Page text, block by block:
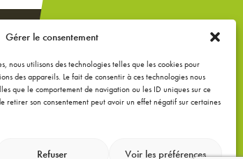
Gérer le consentement
nous utilisons des technologies telles que les cookies pour
des appareils. Le fait de consentir à ces technologies nous
que le comportement de navigation ou les ID uniques sur ce
retirer son consentement peut avoir un effet négatif sur certaines
Refuser Voir les préférences
Un projet de
extension ou
rénovation ?